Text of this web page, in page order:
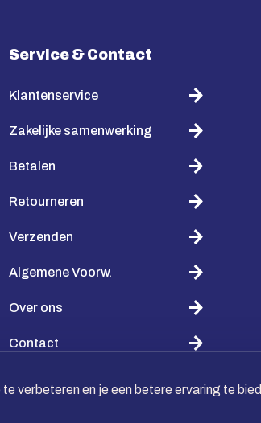
Service & Contact
Klantenservice
Zakelijke samenwerking
Betalen
Retourneren
Verzenden
Algemene Voorw.
Over ons
Contact
verbeteren en je een betere ervaring te